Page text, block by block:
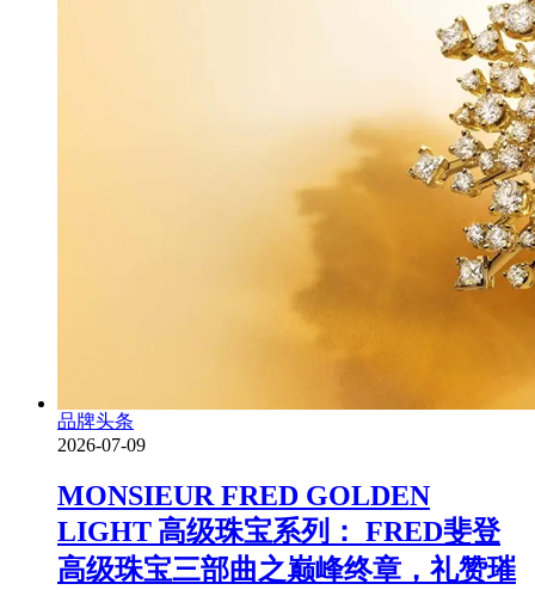
品牌头条
2026-07-09
MONSIEUR FRED GOLDEN
LIGHT 高级珠宝系列： FRED斐登
高级珠宝三部曲之巅峰终章，礼赞璀